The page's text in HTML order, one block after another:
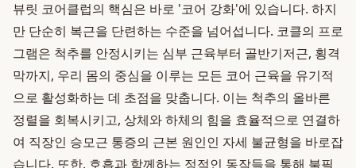
뷰릿 코어클럽의 핵심은 바로 '코어 강화'에 있습니다. 하지
만 단순히 복근을 단련하는 수준을 넘어섭니다. 코클의 프로
그램은 척추를 안정시키는 심부 근육부터 골반기저근, 횡격
막까지, 우리 몸의 중심을 이루는 모든 코어 근육을 유기적
으로 활성화하는 데 초점을 맞춥니다. 이는 척추의 올바른
정렬을 회복시키고, 상체와 하체의 힘을 효율적으로 연결하
여 직장인 승모근 통증의 근본 원인인 자세 불균형을 바로잡
습니다. 또한, 호흡과 함께하는 정적인 동작들을 통해 불필